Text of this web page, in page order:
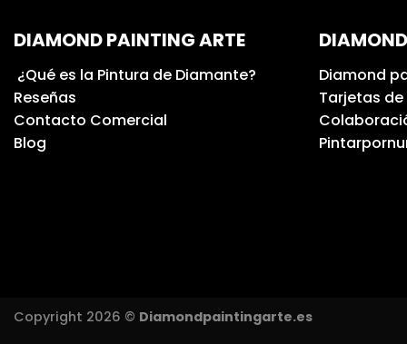
DIAMOND PAINTING ARTE
¿Qué es la Pintura de Diamante?
Reseñas
Contacto Comercial
Blog
Diamond
Tarjetas de
Copyright 2026 © Diamondpaintingarte.es